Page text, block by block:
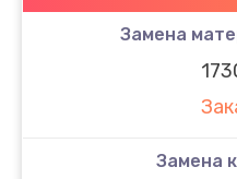
Замена
Замена